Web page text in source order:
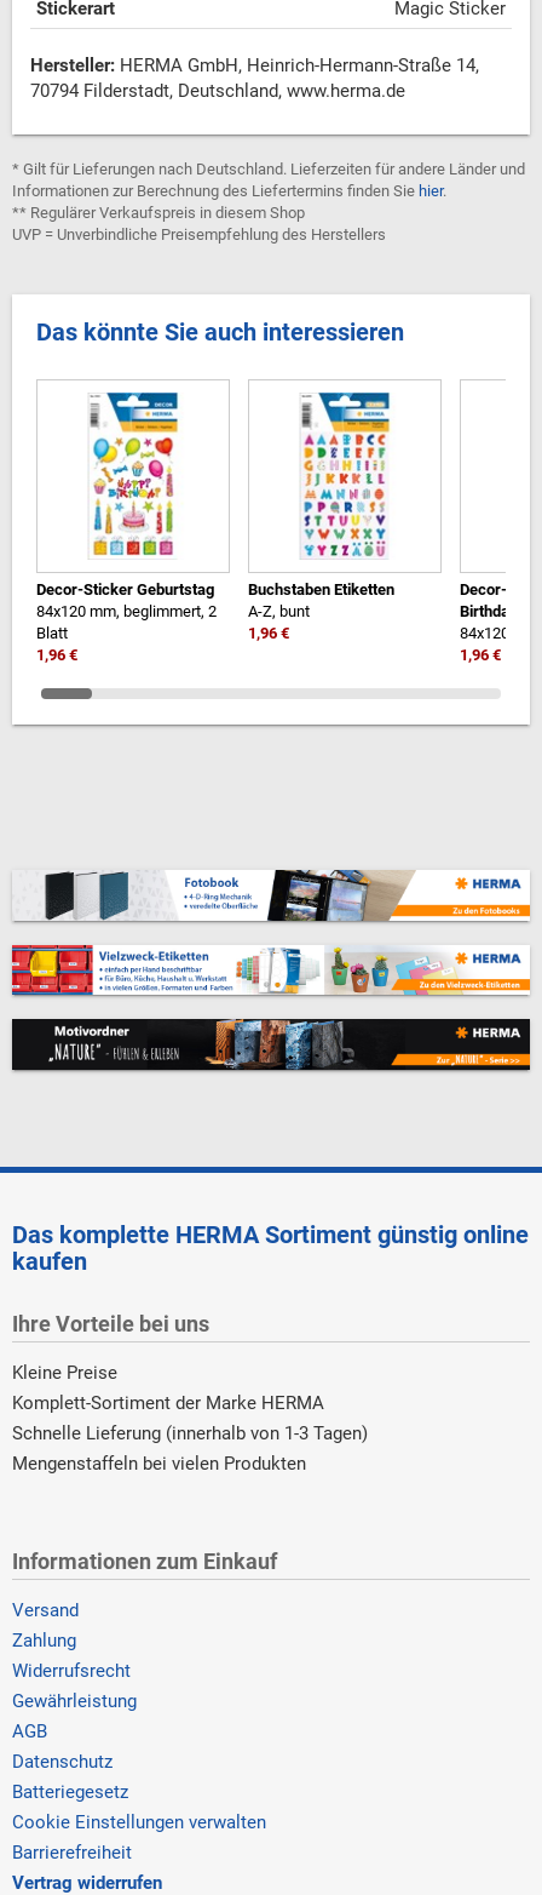
Stickerart Magic Sticker
Hersteller: HERMA GmbH, Heinrich-Hermann-Straße 14,
70794 Filderstadt, Deutschland, www.herma.de
* Gilt für Lieferungen nach Deutschland. Lieferzeiten für andere Länder und
Informationen zur Berechnung des Liefertermins finden Sie hier.
** Regulärer Verkaufspreis in diesem Shop
UVP = Unverbindliche Preisempfehlung des Herstellers
Das könnte Sie auch interessieren
Decor-Sticker Geburtstag
84x120 mm, beglimmert, 2
Blatt
1,96 €
Buchstaben Etiketten
A-Z, bunt
1,96 €
Decor-
Birthday
84x120
1,96 €
Das komplette HERMA Sortiment günstig online
kaufen
Ihre Vorteile bei uns
Kleine Preise
Komplett-Sortiment der Marke HERMA
Schnelle Lieferung (innerhalb von 1-3 Tagen)
Mengenstaffeln bei vielen Produkten
Informationen zum Einkauf
Versand
Zahlung
Widerrufsrecht
Gewährleistung
AGB
Datenschutz
Batteriegesetz
Cookie Einstellungen verwalten
Barrierefreiheit
Vertrag widerrufen